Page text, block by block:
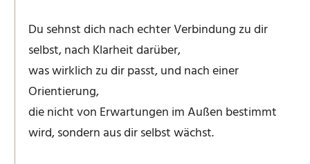
Du sehnst dich nach echter Verbindung zu dir
selbst, nach Klarheit darüber,
was wirklich zu dir passt, und nach einer
Orientierung,
die nicht von Erwartungen im Außen bestimmt
wird, sondern aus dir selbst wächst.